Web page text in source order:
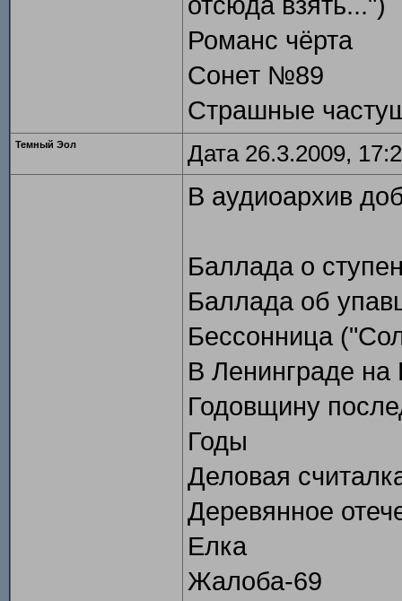
Романс чёрта
Сонет №89
Страшные
Темный Эол Дата 26.3.2009,
В аудиоархив
Баллада о
Баллада об
Бессонница
В Ленинграде на
Годовщину
Годы
Деловая
Деревянное
Елка
Жалоба-69